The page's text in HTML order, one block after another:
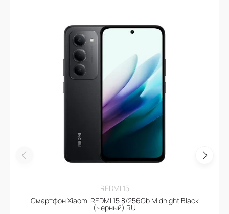
REDMI 15
Смартфон Xiaomi REDMI 15 8/256Gb Midnight Black
(Черный) RU